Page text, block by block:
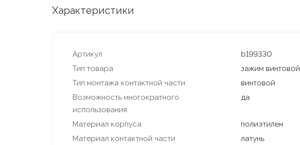
Характеристики
Артикул
b199330
Тип товара
зажим винтовой
Тип монтажа контактной части
винтовой
Возможность многократного
использования
да
Материал корпуса
полиэтилен
Материал контактной части
латунь